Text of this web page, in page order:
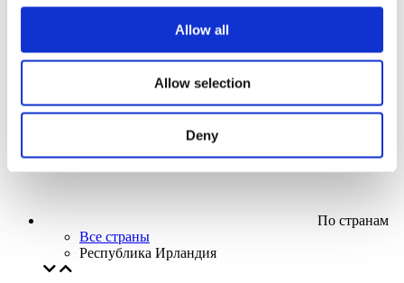
Allow all
Allow selection
Deny
Творческий вечер
Наше спецпредложение
Применить
По странам
Все страны
Республика Ирландия